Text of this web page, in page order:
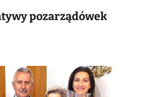
pozarządówek